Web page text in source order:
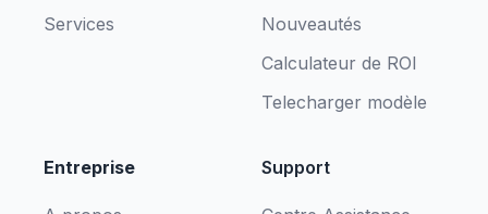
Services
Nouveautés
Calculateur de ROI
Telecharger modèle
Entreprise Support